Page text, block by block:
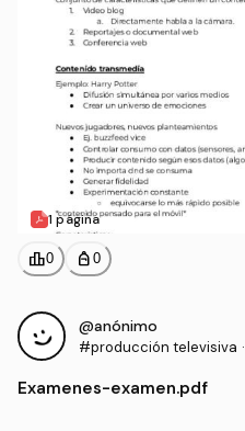
1 página
leaderboard0 personal_bag 0
@anónimo
#producción televisiva ·
Examenes-examen.pdf